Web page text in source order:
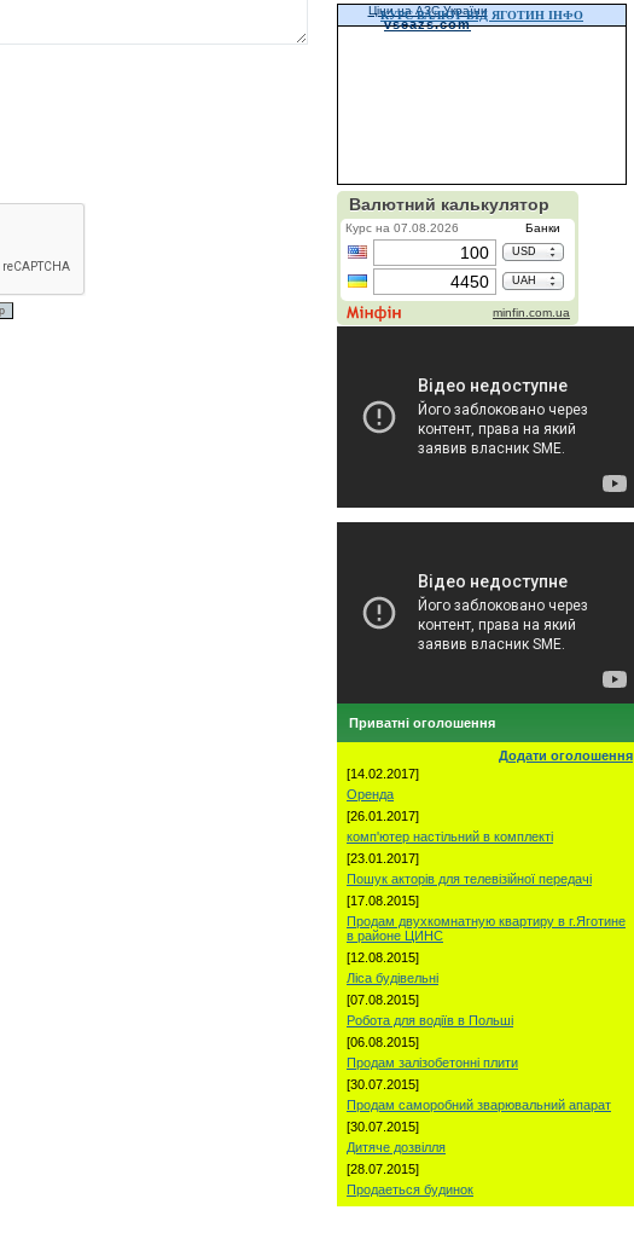
Ціни на АЗС України
vseazs.com
КУРС ВАЛЮТ ВІД ЯГОТИН ІНФО
Приватні оголошення
Додати оголошення
[14.02.2017]
Оренда
[26.01.2017]
комп'ютер настільний в комплекті
[23.01.2017]
Пошук акторів для телевізійної передачі
[17.08.2015]
Продам двухкомнатную квартиру в г.Яготине
в районе ЦИНС
[12.08.2015]
Ліса будівельні
[07.08.2015]
Робота для водіїв в Польші
[06.08.2015]
Продам залізобетонні плити
[30.07.2015]
Продам саморобний зварювальний апарат
[30.07.2015]
Дитяче дозвілля
[28.07.2015]
Продаеться будинок